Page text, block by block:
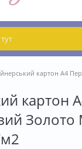
картон А4
картон
Золото